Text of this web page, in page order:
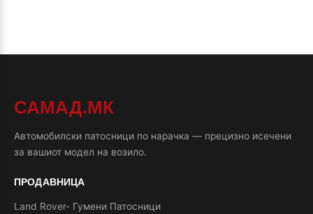
САМАД.МК
Автомобилски патосници по нарачка — прецизно исечени
за вашиот модел на возило.
ПРОДАВНИЦА
Land Rover- Гумени Патосници